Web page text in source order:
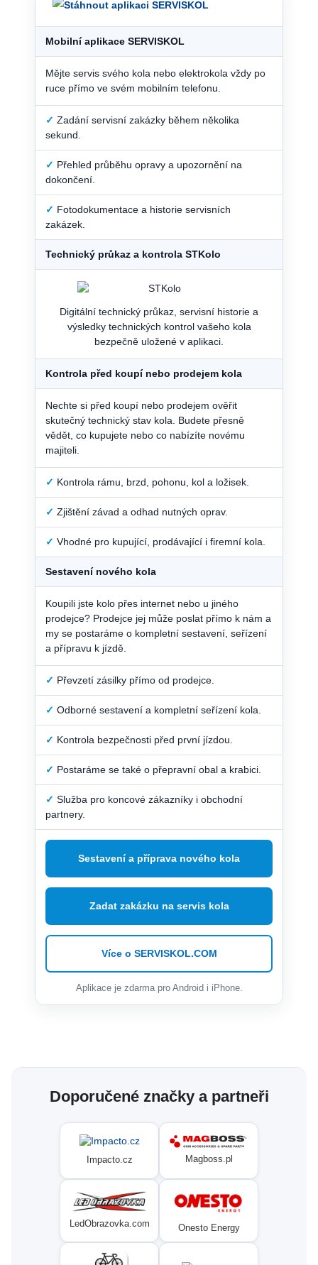
Mobilní aplikace SERVISKOL
Mějte servis svého kola nebo elektrokola vždy po
ruce přímo ve svém mobilním telefonu.
✓ Zadání servisní zakázky během několika
sekund.
✓ Přehled průběhu opravy a upozornění na
dokončení.
✓ Fotodokumentace a historie servisních
zakázek.
Technický průkaz a kontrola STKolo
Digitální technický průkaz, servisní historie a
výsledky technických kontrol vašeho kola
bezpečně uložené v aplikaci.
Kontrola před koupí nebo prodejem kola
Nechte si před koupí nebo prodejem ověřit
skutečný technický stav kola. Budete přesně
vědět, co kupujete nebo co nabízíte novému
majiteli.
✓ Kontrola rámu, brzd, pohonu, kol a ložisek.
✓ Zjištění závad a odhad nutných oprav.
✓ Vhodné pro kupující, prodávající i firemní kola.
Sestavení nového kola
Koupili jste kolo přes internet nebo u jiného
prodejce? Prodejce jej může poslat přímo k nám a
my se postaráme o kompletní sestavení, seřízení
a přípravu k jízdě.
✓ Převzetí zásilky přímo od prodejce.
✓ Odborné sestavení a kompletní seřízení kola.
✓ Kontrola bezpečnosti před první jízdou.
✓ Postaráme se také o přepravní obal a krabici.
✓ Služba pro koncové zákazníky i obchodní
partnery.
Sestavení a příprava nového kola
Zadat zakázku na servis kola
Více o SERVISKOL.COM
Aplikace je zdarma pro Android i iPhone.
Doporučené značky a partneři
Impacto.cz Magboss.pl
LedObrazovka.com Onesto Energy